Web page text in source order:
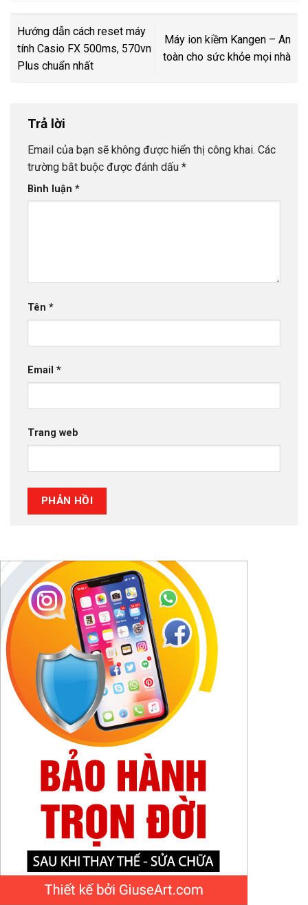
Hướng dẫn cách reset máy
tính Casio FX 500ms, 570vn
Plus chuẩn nhất
Máy ion kiềm Kangen – An
toàn cho sức khỏe mọi nhà
Trả lời
Email của bạn sẽ không được hiển thị công khai. Các
trường bắt buộc được đánh dấu *
Bình luận *
Tên *
Email *
Trang web